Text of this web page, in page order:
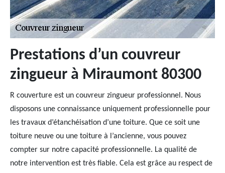
Prestations d’un couvreur
zingueur à Miraumont 80300
R couverture est un couvreur zingueur professionnel. Nous
disposons une connaissance uniquement professionnelle pour
les travaux d’étanchéisation d’une toiture. Que ce soit une
toiture neuve ou une toiture à l’ancienne, vous pouvez
compter sur notre capacité professionnelle. La qualité de
notre intervention est très fiable. Cela est grâce au respect de